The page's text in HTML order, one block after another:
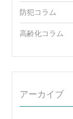
防犯コラム
高齢化コラム
アーカイブ